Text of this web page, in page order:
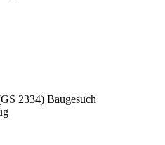
2334) Baugesuch